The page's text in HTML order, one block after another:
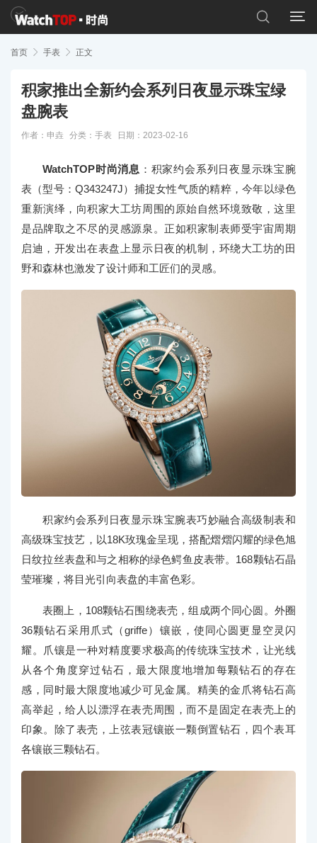


首页  手表  正文
积家推出全新约会系列日夜显示珠宝绿
盘腕表
作者：申垚 分类： 手表 日期：2023-02-16
WatchTOP时尚消息 ：积家约会系列日夜显示珠宝腕
表（型号：Q343247J）捕捉女性气质的精粹，今年以绿色
重新演绎，向积家大工坊周围的原始自然环境致敬，这里
是品牌取之不尽的灵感源泉。正如积家制表师受宇宙周期
启迪，开发出在表盘上显示日夜的机制，环绕大工坊的田
野和森林也激发了设计师和工匠们的灵感。
积家约会系列日夜显示珠宝腕表巧妙融合高级制表和
高级珠宝技艺，以18K玫瑰金呈现，搭配熠熠闪耀的绿色旭
日纹拉丝表盘和与之相称的绿色鳄鱼皮表带。168颗钻石晶
莹璀璨，将目光引向表盘的丰富色彩。
表圈上，108颗钻石围绕表壳，组成两个同心圆。外圈
36颗钻石采用爪式（griffe）镶嵌，使同心圆更显空灵闪
耀。爪镶是一种对精度要求极高的传统珠宝技术，让光线
从各个角度穿过钻石，最大限度地增加每颗钻石的存在
感，同时最大限度地减少可见金属。精美的金爪将钻石高
高举起，给人以漂浮在表壳周围，而不是固定在表壳上的
印象。除了表壳，上弦表冠镶嵌一颗倒置钻石，四个表耳
各镶嵌三颗钻石。